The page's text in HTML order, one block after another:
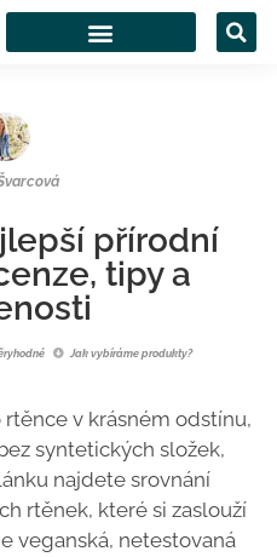
přírodní
tipy a
Jak vybíráme produkty?
v krásném odstínu,
syntetických složek,
najdete srovnání
rtěnek, které si zaslouží
veganská, netestovaná